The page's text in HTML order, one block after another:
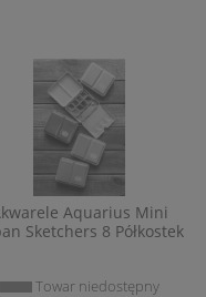
Aquarius Mini
Sketchers 8 Półkostek
Towar niedostępny